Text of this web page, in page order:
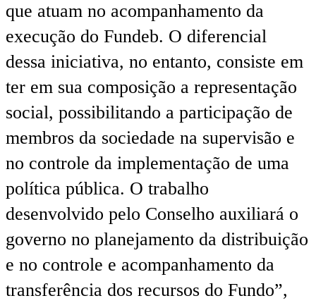
que atuam no acompanhamento da
execução do Fundeb. O diferencial
dessa iniciativa, no entanto, consiste em
ter em sua composição a representação
social, possibilitando a participação de
membros da sociedade na supervisão e
no controle da implementação de uma
política pública. O trabalho
desenvolvido pelo Conselho auxiliará o
governo no planejamento da distribuição
e no controle e acompanhamento da
transferência dos recursos do Fundo”,